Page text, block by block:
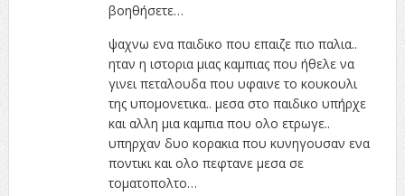
βοηθήσετε…
ψαχνω ενα παιδικο που επαιζε πιο παλια..
ηταν η ιστορια μιας καμπιας που ήθελε να
γινει πεταλουδα που υφαινε το κουκουλι
της υπομονετικα.. μεσα στο παιδικο υπήρχε
και αλλη μια καμπια που ολο ετρωγε..
υπηρχαν δυο κορακια που κυνηγουσαν ενα
ποντικι και ολο πεφτανε μεσα σε
τοματοπολτο…